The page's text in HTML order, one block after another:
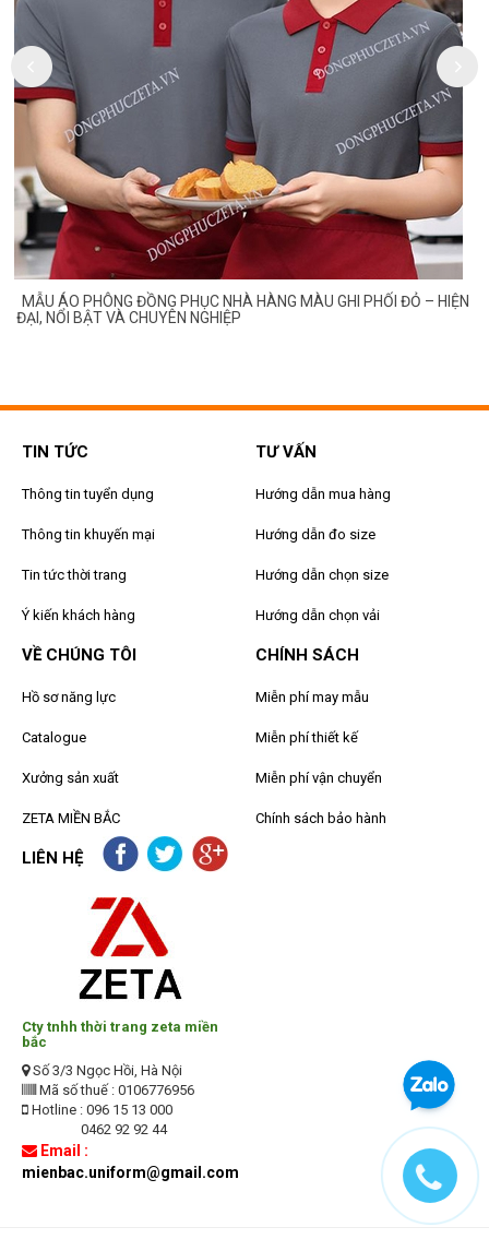
MẪU ÁO PHÔNG ĐỒNG PHỤC NHÀ HÀNG MÀU GHI PHỐI ĐỎ – HIỆN
ĐẠI, NỔI BẬT VÀ CHUYÊN NGHIỆP
TIN TỨC
Thông tin tuyển dụng
Thông tin khuyến mại
Tin tức thời trang
Ý kiến khách hàng
TƯ VẤN
Hướng dẫn mua hàng
Hướng dẫn đo size
Hướng dẫn chọn size
Hướng dẫn chọn vải
VỀ CHÚNG TÔI
Hồ sơ năng lực
Catalogue
Xưởng sản xuất
ZETA MIỀN BẮC
CHÍNH SÁCH
Miễn phí may mẫu
Miễn phí thiết kế
Miễn phí vận chuyển
Chính sách bảo hành
LIÊN HỆ
Cty tnhh thời trang zeta miền
bắc
Số 3/3 Ngọc Hồi, Hà Nội
Mã số thuế : 0106776956
Hotline : 096 15 13 000
0462 92 92 44
Email :
mienbac.uniform@gmail.com